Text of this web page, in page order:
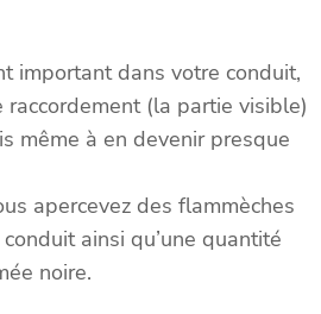
important dans votre conduit,
raccordement (la partie visible)
même à en devenir presque
apercevez des flammèches
ainsi qu’une quantité
noire.